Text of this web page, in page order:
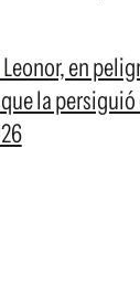
en
la